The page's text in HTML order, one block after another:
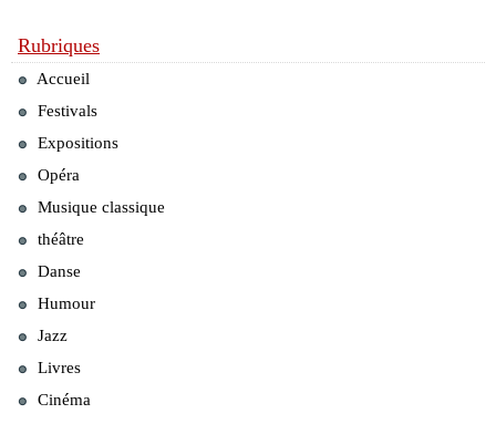
Rubriques
Accueil
Festivals
Expositions
Opéra
Musique classique
théâtre
Danse
Humour
Jazz
Livres
Cinéma